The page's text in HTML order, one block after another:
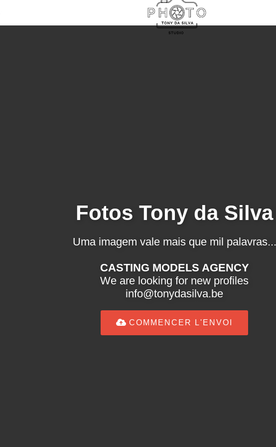
Fotos Tony da Silva
Uma imagem vale mais que mil palavras...
CASTING MODELS AGENCY
We are looking for new profiles
info@tonydasilva.be
COMMENCER L'ENVOI